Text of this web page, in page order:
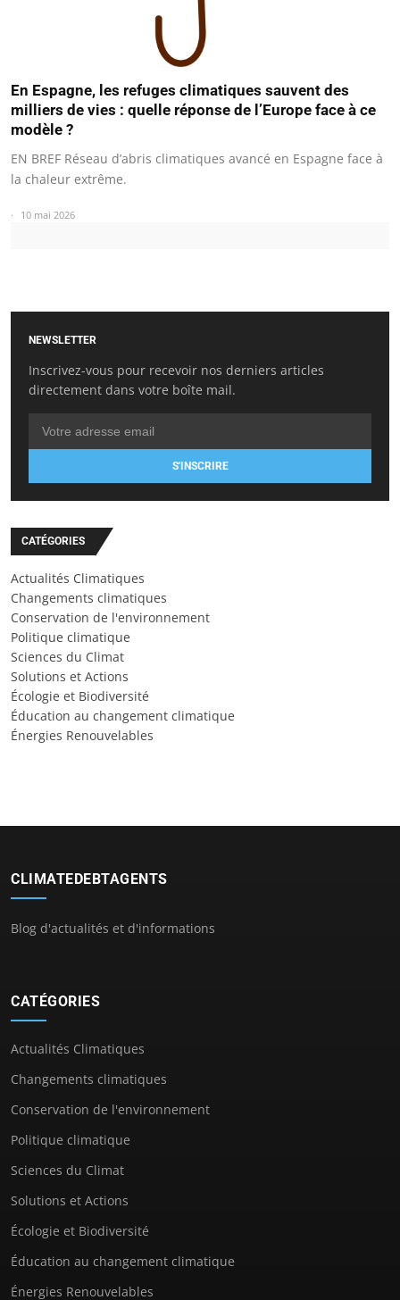
En Espagne, les refuges climatiques sauvent des
milliers de vies : quelle réponse de l’Europe face à ce
modèle ?
EN BREF Réseau d’abris climatiques avancé en Espagne face à
la chaleur extrême.
10 mai 2026
NEWSLETTER
Inscrivez-vous pour recevoir nos derniers articles
directement dans votre boîte mail.
S'INSCRIRE
CATÉGORIES
Actualités Climatiques
Changements climatiques
Conservation de l'environnement
Politique climatique
Sciences du Climat
Solutions et Actions
Écologie et Biodiversité
Éducation au changement climatique
Énergies Renouvelables
CLIMATEDEBTAGENTS
Blog d'actualités et d'informations
CATÉGORIES
Actualités Climatiques
Changements climatiques
Conservation de l'environnement
Politique climatique
Sciences du Climat
Solutions et Actions
Écologie et Biodiversité
Éducation au changement climatique
Énergies Renouvelables